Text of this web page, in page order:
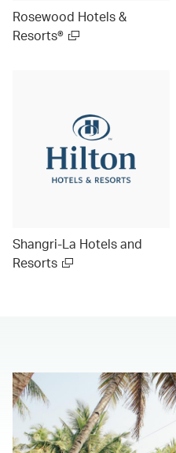
Rosewood Hotels &
Resorts®
Shangri-La Hotels and
Resorts